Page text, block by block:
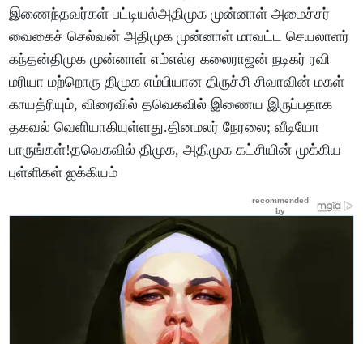
இணைந்தவர்கள் பட்டியல்அதிமுக முன்னாள் அமைச்சர்
வைகைச் செல்வன் அதிமுக முன்னாள் மாவட்ட செயலாளர்
கந்தன்திமுக முன்னாள் எம்எல்ஏ கலைராஜன் நடிகர் ரவி
மரியா மற்றொரு திமுக எம்பியான திருச்சி சிவாவின் மகள்
காயத்ரியும், விரைவில் தவெகவில் இணைய இருப்பதாக
தகவல் வெளியாகியுள்ளது.தினமலர் நேரலை; வீடியோ
பாருங்கள்!தவெகவில் திமுக, அதிமுக கட்சியின் முக்கிய
புள்ளிகள் ஐக்கியம்